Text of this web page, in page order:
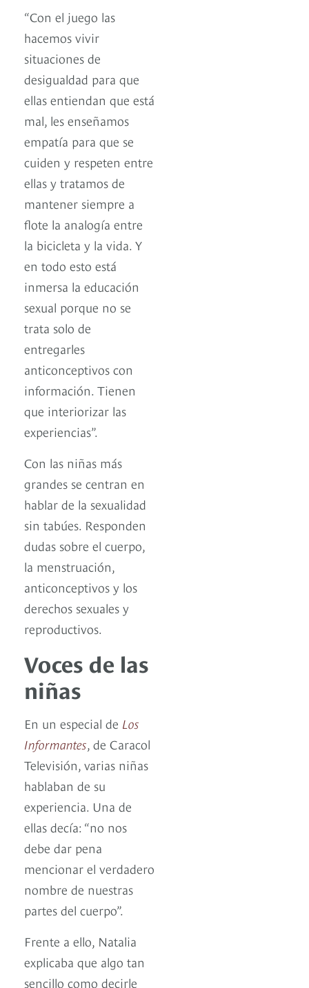
“Con el juego las
hacemos vivir
situaciones de
desigualdad para que
ellas entiendan que está
mal, les enseñamos
empatía para que se
cuiden y respeten entre
ellas y tratamos de
mantener siempre a
flote la analogía entre
la bicicleta y la vida. Y
en todo esto está
inmersa la educación
sexual porque no se
trata solo de
entregarles
anticonceptivos con
información. Tienen
que interiorizar las
experiencias”.
Con las niñas más
grandes se centran en
hablar de la sexualidad
sin tabúes. Responden
dudas sobre el cuerpo,
la menstruación,
anticonceptivos y los
derechos sexuales y
reproductivos.
Voces de las
niñas
En un especial de Los
Informantes, de Caracol
Televisión, varias niñas
hablaban de su
experiencia. Una de
ellas decía: “no nos
debe dar pena
mencionar el verdadero
nombre de nuestras
partes del cuerpo”.
Frente a ello, Natalia
explicaba que algo tan
sencillo como decirle